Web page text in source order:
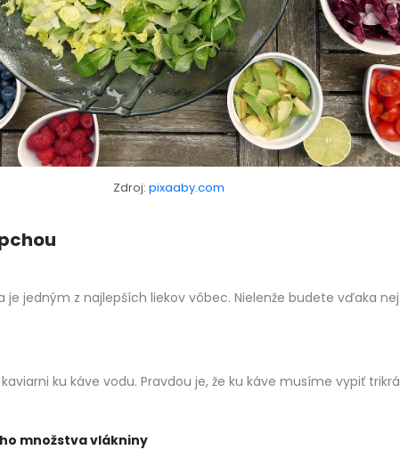
Zdroj: pixaaby.com
je jedným z najlepších liekov vôbec. Nielenže budete vďaka nej
ku káve vodu. Pravdou je, že ku káve musíme vypiť
množstva vlákniny